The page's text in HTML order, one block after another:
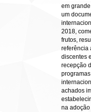
em
um
2018,
frutos,
referência
discentes
recepção
achados
na